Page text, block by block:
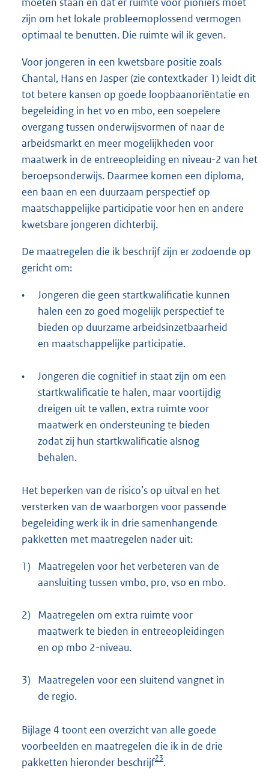
zijn om het lokale probleemoplossend vermogen
optimaal te benutten. Die ruimte wil ik geven.
Voor jongeren in een kwetsbare positie zoals
Chantal, Hans en Jasper (zie contextkader 1) leidt dit
tot betere kansen op goede loopbaanoriëntatie en
begeleiding in het vo en mbo, een soepelere
overgang tussen onderwijsvormen of naar de
arbeidsmarkt en meer mogelijkheden voor
maatwerk in de entreeopleiding en niveau-2 van het
beroepsonderwijs. Daarmee komen een diploma,
een baan en een duurzaam perspectief op
maatschappelijke participatie voor hen en andere
kwetsbare jongeren dichterbij.
De maatregelen die ik beschrijf zijn er zodoende op
gericht om:
•
Jongeren die geen startkwalificatie kunnen
halen een zo goed mogelijk perspectief te
bieden op duurzame arbeidsinzetbaarheid
en maatschappelijke participatie.
•
Jongeren die cognitief in staat zijn om een
startkwalificatie te halen, maar voortijdig
dreigen uit te vallen, extra ruimte voor
maatwerk en ondersteuning te bieden
zodat zij hun startkwalificatie alsnog
behalen.
Het beperken van de risico’s op uitval en het
versterken van de waarborgen voor passende
begeleiding werk ik in drie samenhangende
pakketten met maatregelen nader uit:
1) Maatregelen voor het verbeteren van de
aansluiting tussen vmbo, pro, vso en mbo.
2) Maatregelen om extra ruimte voor
maatwerk te bieden in entreeopleidingen
en op mbo 2-niveau.
3) Maatregelen voor een sluitend vangnet in
de regio.
Bijlage 4 toont een overzicht van alle goede
voorbeelden en maatregelen die ik in de drie
pakketten hieronder beschrijf23.